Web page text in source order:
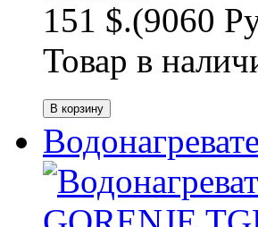
151 $.(9060
Товар в